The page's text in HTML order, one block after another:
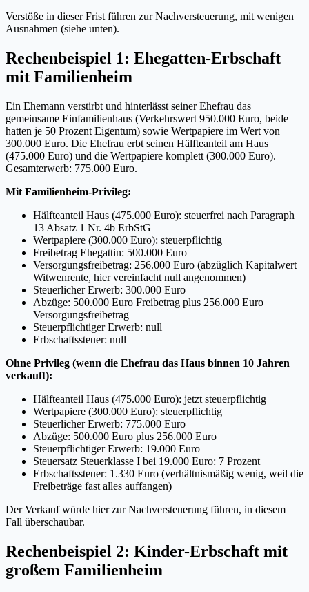
Verstöße in dieser Frist führen zur Nachversteuerung, mit wenigen
Ausnahmen (siehe unten).
Rechenbeispiel 1: Ehegatten-Erbschaft
mit Familienheim
Ein Ehemann verstirbt und hinterlässt seiner Ehefrau das
gemeinsame Einfamilienhaus (Verkehrswert 950.000 Euro, beide
hatten je 50 Prozent Eigentum) sowie Wertpapiere im Wert von
300.000 Euro. Die Ehefrau erbt seinen Hälfteanteil am Haus
(475.000 Euro) und die Wertpapiere komplett (300.000 Euro).
Gesamterwerb: 775.000 Euro.
Mit Familienheim-Privileg:
Hälfteanteil Haus (475.000 Euro): steuerfrei nach Paragraph
13 Absatz 1 Nr. 4b ErbStG
Wertpapiere (300.000 Euro): steuerpflichtig
Freibetrag Ehegattin: 500.000 Euro
Versorgungsfreibetrag: 256.000 Euro (abzüglich Kapitalwert
Witwenrente, hier vereinfacht null angenommen)
Steuerlicher Erwerb: 300.000 Euro
Abzüge: 500.000 Euro Freibetrag plus 256.000 Euro
Versorgungsfreibetrag
Steuerpflichtiger Erwerb: null
Erbschaftssteuer: null
Ohne Privileg (wenn die Ehefrau das Haus binnen 10 Jahren
verkauft):
Hälfteanteil Haus (475.000 Euro): jetzt steuerpflichtig
Wertpapiere (300.000 Euro): steuerpflichtig
Steuerlicher Erwerb: 775.000 Euro
Abzüge: 500.000 Euro plus 256.000 Euro
Steuerpflichtiger Erwerb: 19.000 Euro
Steuersatz Steuerklasse I bei 19.000 Euro: 7 Prozent
Erbschaftssteuer: 1.330 Euro (verhältnismäßig wenig, weil die
Freibeträge fast alles auffangen)
Der Verkauf würde hier zur Nachversteuerung führen, in diesem
Fall überschaubar.
Rechenbeispiel 2: Kinder-Erbschaft mit
großem Familienheim